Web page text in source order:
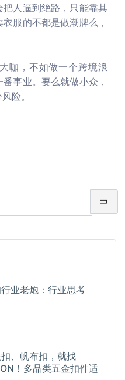
人逼到绝路，只能靠其
服的不都是做潮牌么，
咖，不如做一个跨境浪
事业。要么就做小众，
险。
业老炮：行业思考
、帆布扣，就找
！多品类五金扣件适